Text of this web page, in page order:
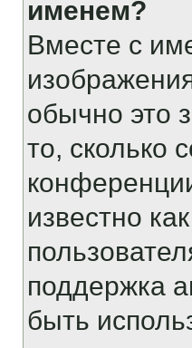
именем?
Вместе с
обычно это
то, сколько
известно
поддержка
быть